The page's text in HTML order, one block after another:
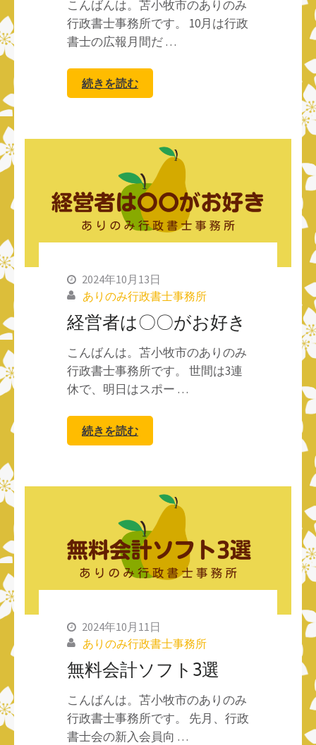
こんばんは。苫小牧市のありのみ
行政書士事務所です。 10月は行政
書士の広報月間だ …
続きを読む
2024年10月13日
ありのみ行政書士事務所
経営者は〇〇がお好き
こんばんは。苫小牧市のありのみ
行政書士事務所です。 世間は3連
休で、明日はスポー …
続きを読む
2024年10月11日
ありのみ行政書士事務所
無料会計ソフト3選
こんばんは。苫小牧市のありのみ
行政書士事務所です。 先月、行政
書士会の新入会員向 …